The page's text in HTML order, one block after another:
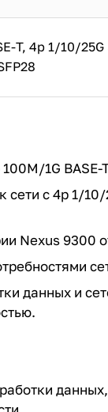
T, 4p 1/10/25G
сети с 4p 1/10/
данных и
данных,